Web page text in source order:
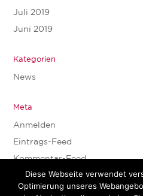
Juli 2019
Juni 2019
Kategorien
News
Meta
Anmelden
Eintrags-Feed
Kommentar-Feed
WordPress.org
Diese Webseite verwendet
Optimierung unseres